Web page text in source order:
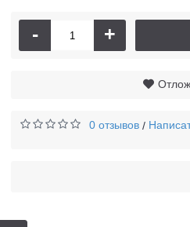
- +
0 отзывов /